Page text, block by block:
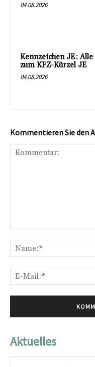
04.08.2026
Kennzeichen JE:
zum KFZ-Kürzel JE
04.08.2026
Kommentieren Sie den
Aktuelles